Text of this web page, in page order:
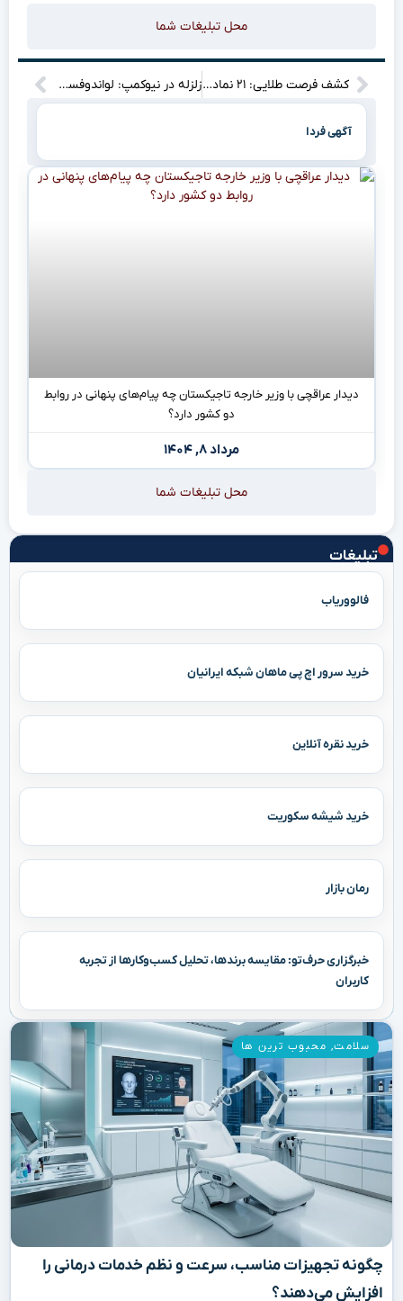
تبلیغات
فالووریاب
خرید سرور اچ پی ماهان شبکه ایرانیان
خرید نقره آنلاین
خرید شیشه سکوریت
رمان بازار
خبرگزاری حرف‌تو: مقایسه برندها، تحلیل کسب‌وکارها از تجربه
کاربران
چگونه تجهیزات مناسب، سرعت و نظم خدمات درمانی را
افزایش می‌دهند؟
سلامت, محبوب ترین ها
محل تبلیغات شما
کشف فرصت طلایی: ۲۱ نماد بورسی با پوشش ریسک جذاب برای سرمایه‌گذاران هوشمند! زلزله در نیوکمپ: لواندوفسکی رفتنی شد! مقصد بعدی، لیگ پول‌دارها؟”
آگهی فردا
دیدار عراقچی با وزیر خارجه تاجیکستان چه پیام‌های پنهانی در روابط
دو کشور دارد؟
مرداد ۸, ۱۴۰۴
محل تبلیغات شما